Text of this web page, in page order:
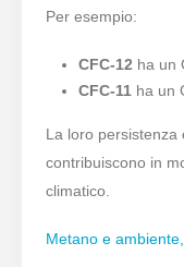
Per esempio:
CFC-12 ha un
CFC-11 ha un
La loro persistenza
contribuiscono in
climatico.
Metano e